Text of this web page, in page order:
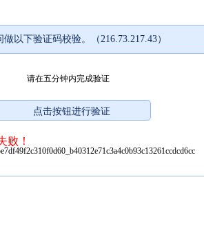
以下验证码校验。（216.73.217.43）
请在五分钟内完成验证
败！